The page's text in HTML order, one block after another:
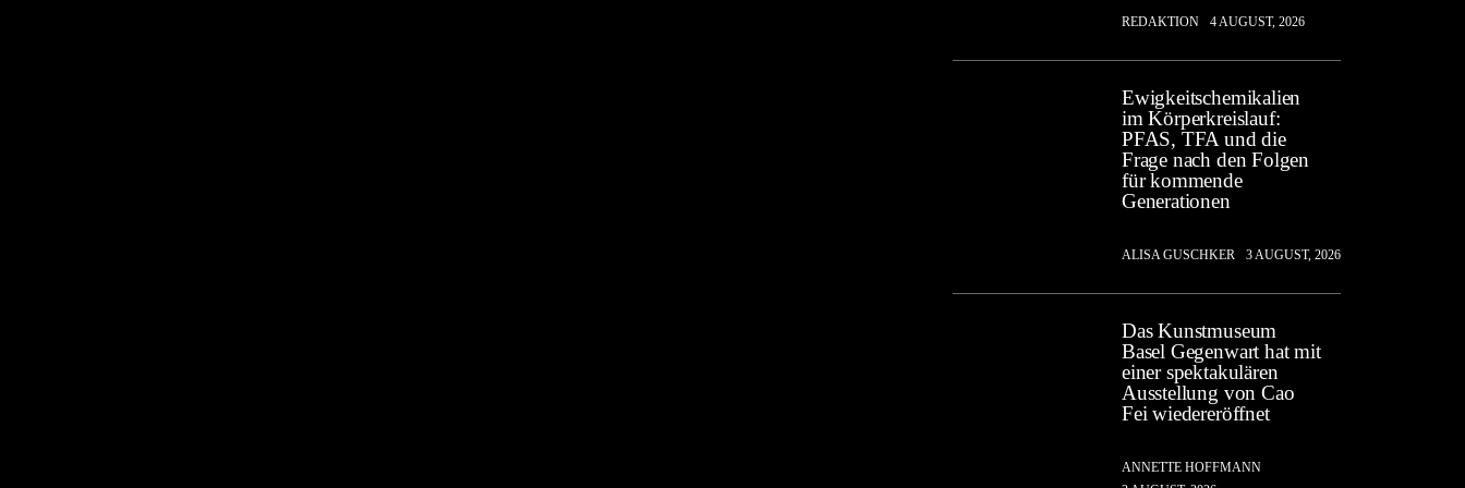
REDAKTION 4 AUGUST, 2026
Ewigkeitschemikalien
im Körperkreislauf:
PFAS, TFA und die
Frage nach den Folgen
für kommende
Generationen
ALISA GUSCHKER 3 AUGUST, 2026
Das Kunstmuseum
Basel Gegenwart hat mit
einer spektakulären
Ausstellung von Cao
Fei wiedereröffnet
ANNETTE HOFFMANN